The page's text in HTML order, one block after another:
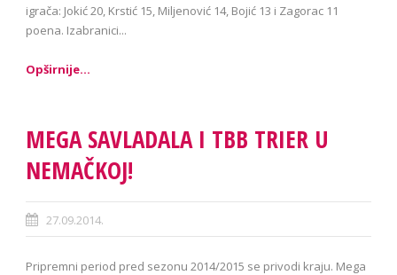
igrača: Jokić 20, Krstić 15, Miljenović 14, Bojić 13 i Zagorac 11
poena. Izabranici...
Opširnije...
MEGA SAVLADALA I TBB TRIER U
NEMAČKOJ!
27.09.2014.
Pripremni period pred sezonu 2014/2015 se privodi kraju. Mega